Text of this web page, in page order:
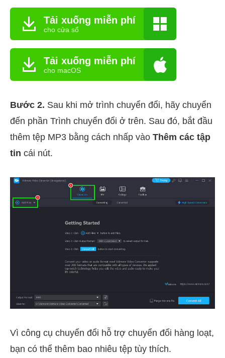
Tải xuống miễn phí
cho cửa sổ
Tải xuống miễn phí
cho macOS
Bước 2. Sau khi mở trình chuyển đổi, hãy chuyển
đến phần Trình chuyển đổi ở trên. Sau đó, bắt đầu
thêm tệp MP3 bằng cách nhấp vào Thêm các tập
tin cái nút.
Vì công cụ chuyển đổi hỗ trợ chuyển đổi hàng loạt,
bạn có thể thêm bao nhiêu tệp tùy thích.